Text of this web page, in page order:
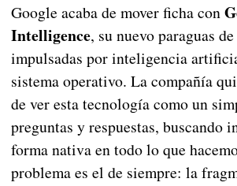
Google acaba de mover ficha con
Intelligence, su nuevo paraguas
impulsadas por inteligencia
sistema operativo. La compañía
de ver esta tecnología como un
preguntas y respuestas, buscando
forma nativa en todo lo que
problema es el de siempre: la